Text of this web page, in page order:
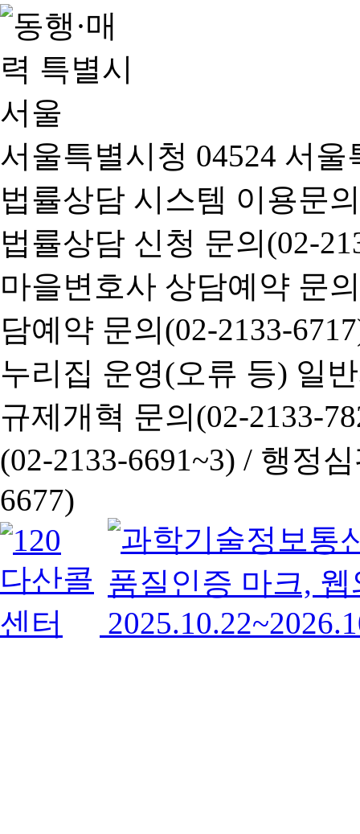
서울특별시청 04524 서
법률상담 시스템 이용문
법률상담 신청 문의(02-
마을변호사 상담예약 문
담예약 문의(02-2133-
누리집 운영(오류 등) 일
규제개혁 문의(02-2133-
(02-2133-6691~3) / 행정심
6677)